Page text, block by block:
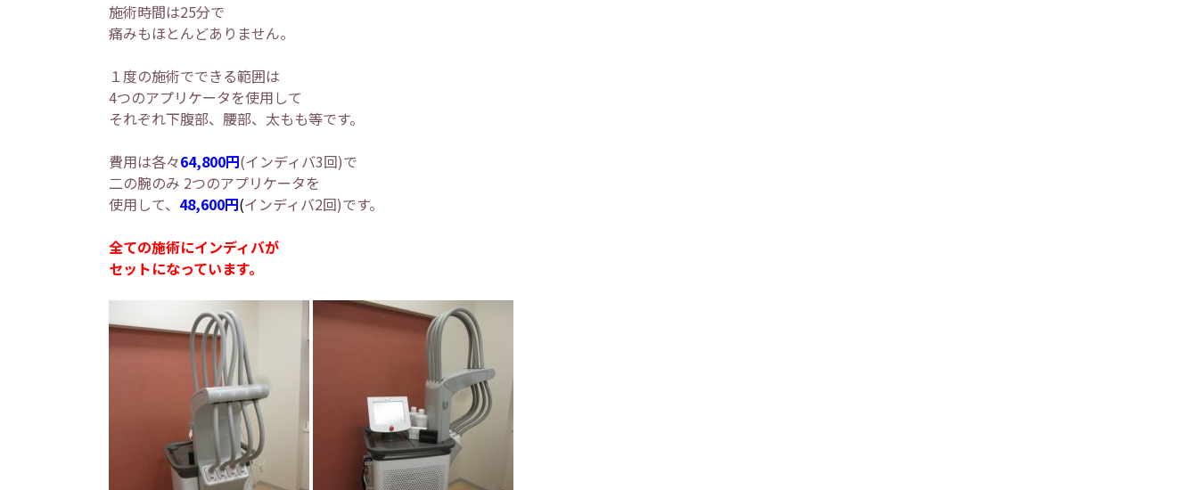
施術時間は25分で
痛みもほとんどありません。
１度の施術でできる範囲は
4つのアプリケータを使用して
それぞれ下腹部、腰部、太もも等です。
費用は各々64,800円(インディバ3回)で
二の腕のみ 2つのアプリケータを
使用して、 48,600円(インディバ2回)です。
全ての施術にインディバが
セットになっています。